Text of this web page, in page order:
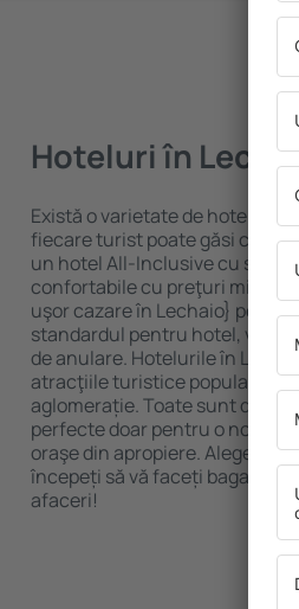
Hoteluri în
Există o varietate de hoteluri
fiecare turist poate găsi
un hotel All-Inclusive cu
confortabile cu preţuri mici?
uşor cazare în Lechaio}
standardul pentru hotel,
de anulare. Hotelurile în
atracţiile turistice populare,
aglomerație. Toate sunt
perfecte doar pentru o noapte
oraşe din apropiere. Alegeți
începeți să vă faceți bagajele
afaceri!